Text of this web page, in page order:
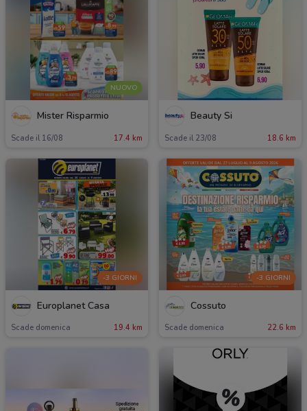
NUOVO
Mister Risparmio
Scade il 16/08 17.4 km
Beauty Si
Scade il 23/08 18.6 km
-3 GIORNI
Europlanet Casa
Scade domenica 19.4 km
-3 GIORNI
Cossuto
Scade domenica 22.6 km